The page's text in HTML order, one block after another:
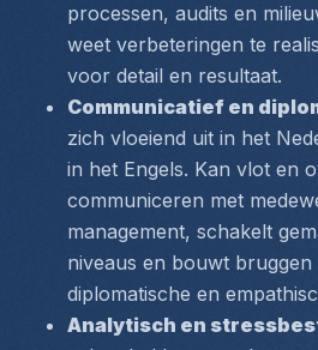
processen, audits en
weet verbeteringen te
voor detail en resultaat.
Communicatief en
zich vloeiend uit in het
in het Engels. Kan vlot en
communiceren met
management, schakelt
niveaus en bouwt bruggen
diplomatische en
Analytisch en